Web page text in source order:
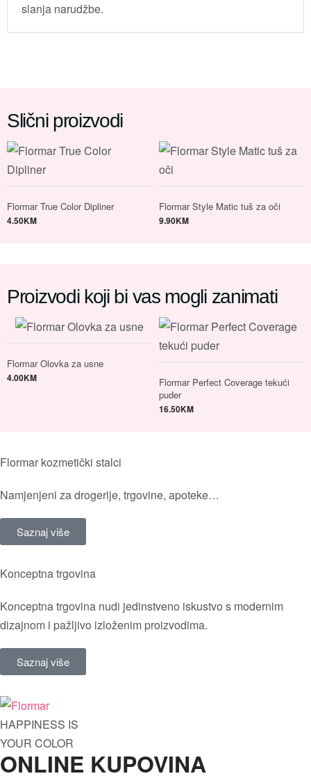
slanja narudžbe.
Slični proizvodi
Flormar True Color Dipliner
4.50KM
Flormar Style Matic tuš za oči
9.90KM
Proizvodi koji bi vas mogli zanimati
Flormar Olovka za usne
4.00KM
Flormar Perfect Coverage tekući
puder
16.50KM
Flormar kozmetički stalci
Namjenjeni za drogerije, trgovine, apoteke…
Saznaj više
Konceptna trgovina
Konceptna trgovina nudi jedinstveno iskustvo s modernim
dizajnom i pažljivo izloženim proizvodima.
Saznaj više
HAPPINESS IS
YOUR COLOR
ONLINE KUPOVINA